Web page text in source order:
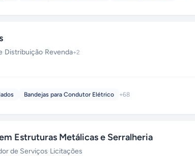
·Distribuição·Revenda+2
Bandejas para Condutor Elétrico +68
Estruturas Metálicas e Serralheria
de Serviços·Licitações